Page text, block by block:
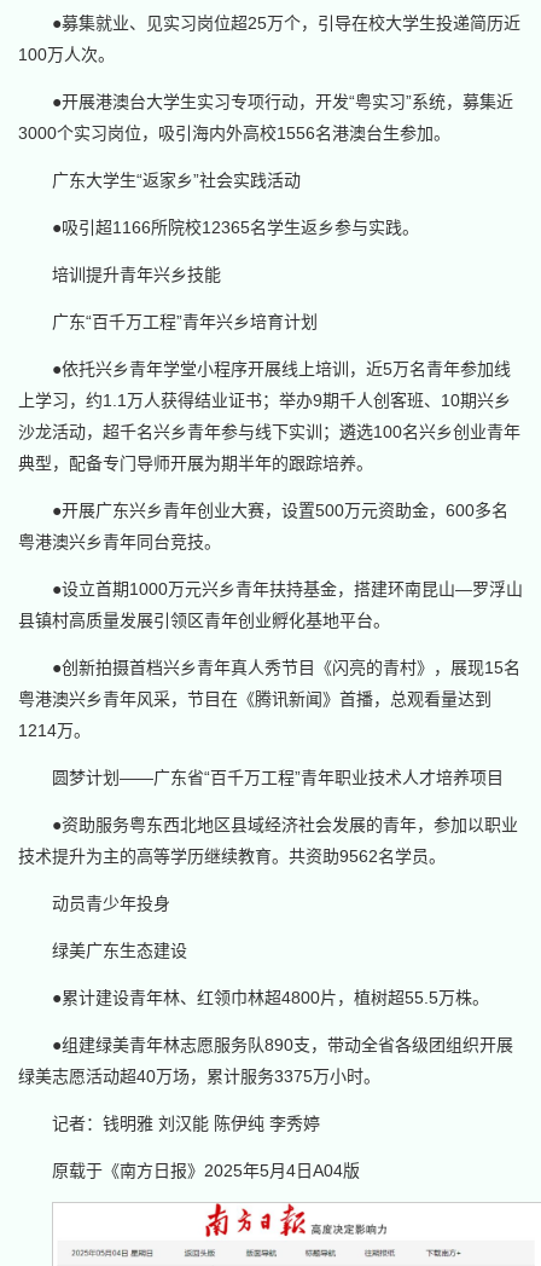
●募集就业、见实习岗位超25万个，引导在校大学生投递简历近
100万人次。
●开展港澳台大学生实习专项行动，开发“粤实习”系统，募集近
3000个实习岗位，吸引海内外高校1556名港澳台生参加。
广东大学生“返家乡”社会实践活动
●吸引超1166所院校12365名学生返乡参与实践。
培训提升青年兴乡技能
广东“百千万工程”青年兴乡培育计划
●依托兴乡青年学堂小程序开展线上培训，近5万名青年参加线
上学习，约1.1万人获得结业证书；举办9期千人创客班、10期兴乡
沙龙活动，超千名兴乡青年参与线下实训；遴选100名兴乡创业青年
典型，配备专门导师开展为期半年的跟踪培养。
●开展广东兴乡青年创业大赛，设置500万元资助金，600多名
粤港澳兴乡青年同台竞技。
●设立首期1000万元兴乡青年扶持基金，搭建环南昆山—罗浮山
县镇村高质量发展引领区青年创业孵化基地平台。
●创新拍摄首档兴乡青年真人秀节目《闪亮的青村》，展现15名
粤港澳兴乡青年风采，节目在《腾讯新闻》首播，总观看量达到
1214万。
圆梦计划——广东省“百千万工程”青年职业技术人才培养项目
●资助服务粤东西北地区县域经济社会发展的青年，参加以职业
技术提升为主的高等学历继续教育。共资助9562名学员。
动员青少年投身
绿美广东生态建设
●累计建设青年林、红领巾林超4800片，植树超55.5万株。
●组建绿美青年林志愿服务队890支，带动全省各级团组织开展
绿美志愿活动超40万场，累计服务3375万小时。
记者：钱明雅 刘汉能 陈伊纯 李秀婷
原载于《南方日报》2025年5月4日A04版